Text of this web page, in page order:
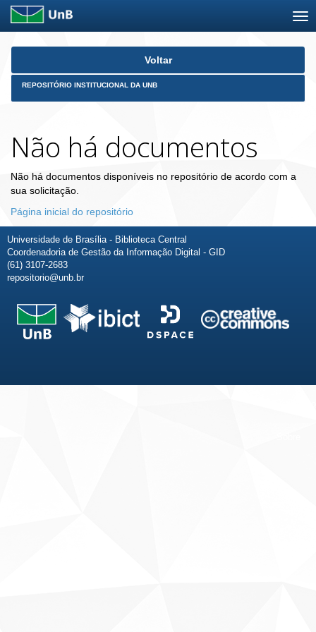
Skip
Voltar
REPOSITÓRIO INSTITUCIONAL DA UNB
Não há documentos
Não há documentos disponíveis no repositório de acordo com a
sua solicitação.
Página inicial do repositório
Universidade de Brasília - Biblioteca Central
Coordenadoria de Gestão da Informação Digital - GID
(61) 3107-2683
repositorio@unb.br